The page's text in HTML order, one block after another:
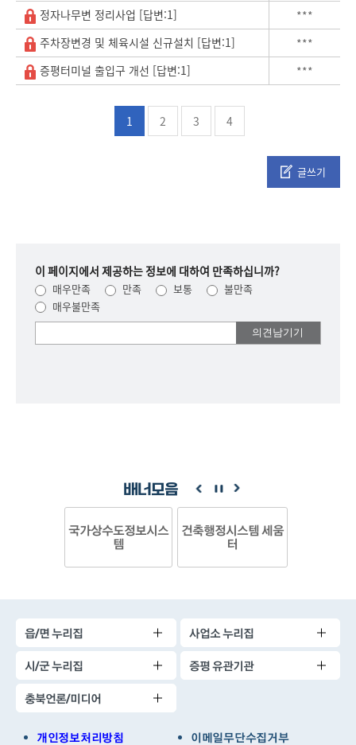
정자나무변 정리사업 [답변:1]
***
주차장변경 및 체육시설 신규설치 [답변:1]
***
증평터미널 출입구 개선 [답변:1]
***
1 2 3 4
글쓰기
이 페이지에서 제공하는 정보에 대하여 만족하십니까?
매우만족 만족 보통
불만족
매우불만족
의견을
배너모음
국가상수도정보시스
템
건축행정시스템 세움
터
읍/면 누리집
사업소 누리집
시/군 누리집
증평 유관기관
충북언론/미디어
개인정보처리방침 이메일무단수집거부